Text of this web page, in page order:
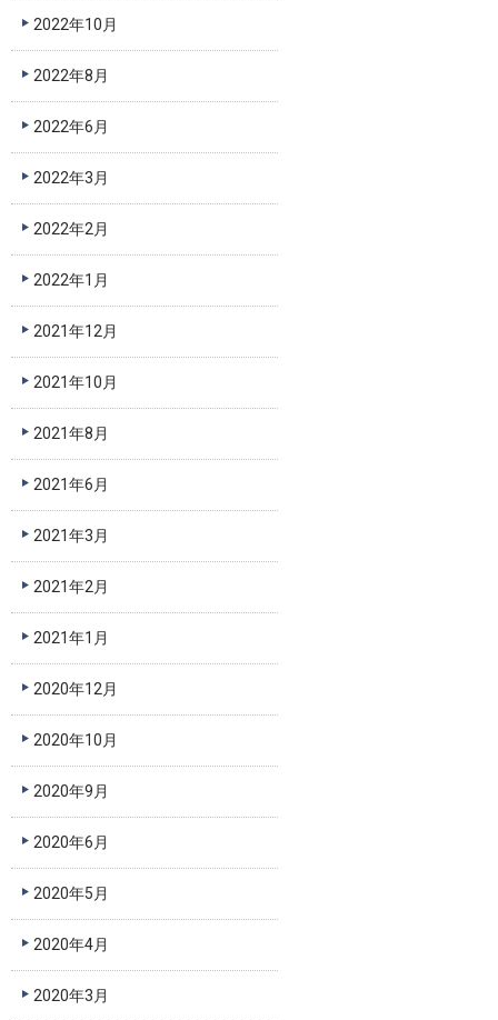
2022年10月
2022年8月
2022年6月
2022年3月
2022年2月
2022年1月
2021年12月
2021年10月
2021年8月
2021年6月
2021年3月
2021年2月
2021年1月
2020年12月
2020年10月
2020年9月
2020年6月
2020年5月
2020年4月
2020年3月